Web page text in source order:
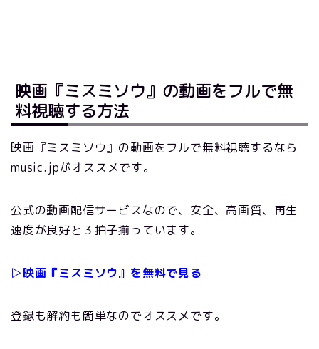
映画『ミスミソウ』の動画をフルで無
料視聴する方法
映画『ミスミソウ』の動画をフルで無料視聴するなら
music.jpがオススメです。
公式の動画配信サービスなので、安全、高画質、再生
速度が良好と３拍子揃っています。
▷映画『ミスミソウ』を無料で見る
登録も解約も簡単なのでオススメです。